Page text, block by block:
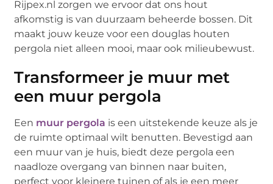
Rijpex.nl zorgen we ervoor dat ons hout
afkomstig is van duurzaam beheerde bossen. Dit
maakt jouw keuze voor een douglas houten
pergola niet alleen mooi, maar ook milieubewust.
Transformeer je muur met
een muur pergola
Een muur pergola is een uitstekende keuze als je
de ruimte optimaal wilt benutten. Bevestigd aan
een muur van je huis, biedt deze pergola een
naadloze overgang van binnen naar buiten,
perfect voor kleinere tuinen of als je een meer